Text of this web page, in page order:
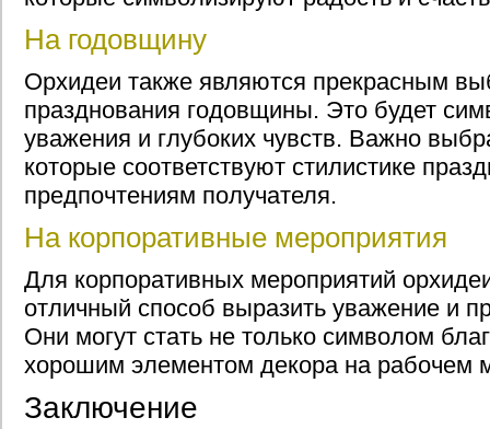
На годовщину
Орхидеи также являются прекрасным
празднования годовщины. Это будет
уважения и глубоких чувств. Важно
которые соответствуют стилистике
предпочтениям получателя.
На корпоративные мероприятия
Для корпоративных мероприятий
отличный способ выразить уважение и
Они могут стать не только символом
хорошим элементом декора на рабочем
Заключение